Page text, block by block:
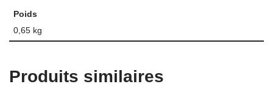
Poids
0,65 kg
Produits similaires